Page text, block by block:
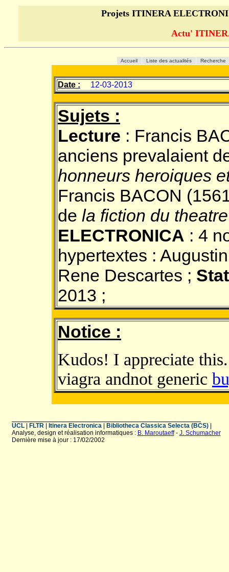
Projets ITINERA
Actu'
Accueil Liste des actualités Recherche
Date : 12-03-2013
Sujets :
Lecture : Francis
anciens prevalaient
honneurs heroiques
Francis BACON
de la fiction du
ELECTRONICA : 4
hypertextes :
Rene Descartes ;
2013 ;
Notice :
Kudos! I appreciate
viagra andnot generic
UCL| FLTR| Itinera Electronica| Bibliotheca Classica Selecta (BCS)|
Analyse, design et réalisation informatiques : B. Maroutaeff- J. Schumacher
Dernière mise à jour : 17/02/2002